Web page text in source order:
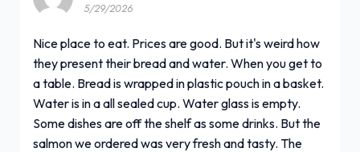
5/29/2026
Nice place to eat. Prices are good. But it's weird how
they present their bread and water. When you get to
a table. Bread is wrapped in plastic pouch in a basket.
Water is in a all sealed cup. Water glass is empty.
Some dishes are off the shelf as some drinks. But the
salmon we ordered was very fresh and tasty. The